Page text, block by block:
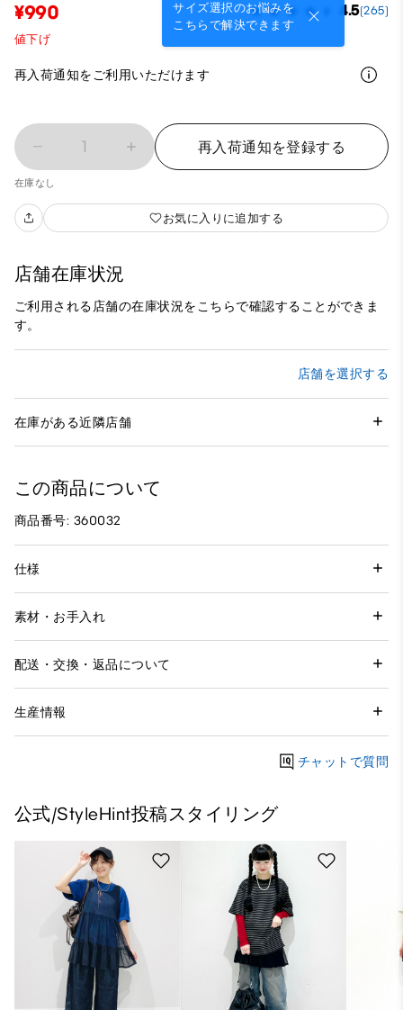
サイズ選択のお悩みを
こちらで解決できます
¥990 4.5(265)
値下げ
再入荷通知をご利用いただけます
1 再入荷通知を登録する
在庫なし
お気に入りに追加する
店舗在庫状況
ご利用される店舗の在庫状況をこちらで確認することができま
す。
店舗を選択する
在庫がある近隣店舗
この商品について
商品番号: 360032
仕様
素材・お手入れ
配送・交換・返品について
生産情報
チャットで質問
公式/StyleHint投稿スタイリング